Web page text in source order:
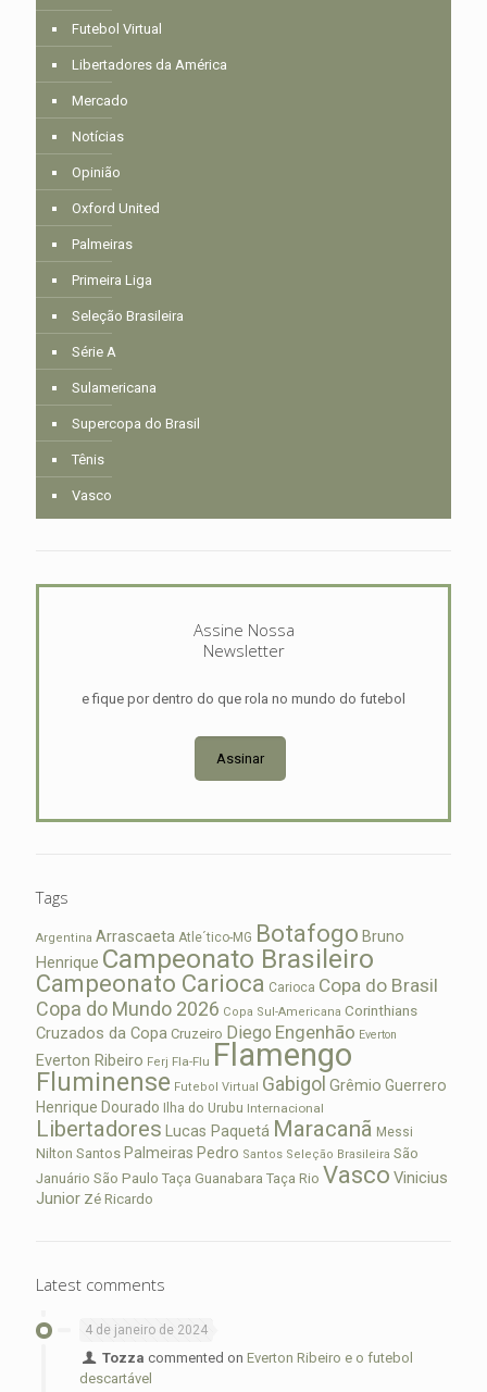
Futebol Virtual
Libertadores da América
Mercado
Notícias
Opinião
Oxford United
Palmeiras
Primeira Liga
Seleção Brasileira
Série A
Sulamericana
Supercopa do Brasil
Tênis
Vasco
Assine Nossa
Newsletter
e fique por dentro do que rola no mundo do futebol
Assinar
Tags
Argentina Arrascaeta Atle´tico-MG Botafogo Bruno
Henrique Campeonato Brasileiro
Campeonato Carioca Carioca Copa do Brasil
Copa do Mundo 2026 Copa Sul-Americana Corinthians
Cruzados da Copa Cruzeiro Diego Engenhão Everton
Everton Ribeiro Ferj Fla-Flu Flamengo
Fluminense Futebol Virtual Gabigol Grêmio Guerrero
Henrique Dourado Ilha do Urubu Internacional
Libertadores Lucas Paquetá Maracanã Messi
Nilton Santos Palmeiras Pedro Santos Seleção Brasileira São
Januário São Paulo Taça Guanabara Taça Rio Vasco Vinicius
Junior Zé Ricardo
Latest comments
4 de janeiro de 2024
Tozza commented onEverton Ribeiro e o futebol
descartável